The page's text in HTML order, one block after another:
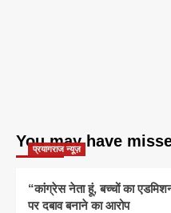
You may have
प्रयागराज न्यूज़
“कांग्रेस नेता हूं, बच्चों का
पर दबाव बनाने का आरोप